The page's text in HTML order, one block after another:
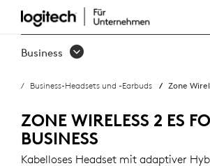
ZONE
WIRELESS
ES
FOR
BUSINESS
Business
Business-Headsets und -Earbuds Zone
ZONE WIRELESS 2 ES
BUSINESS
Kabelloses Headset mit adaptiver